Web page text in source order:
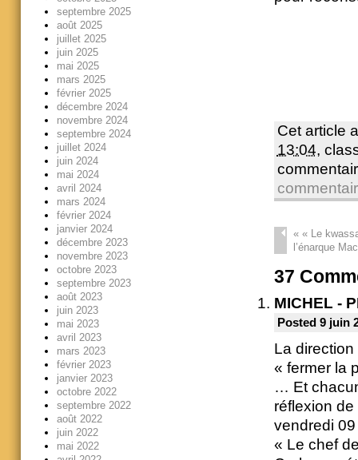
Cet article
13:04,
«« Le
l’énarque
37
MICHEL -
Posted 9 juin
La
« fermer la
… Et
réflexion
vendredi
« Le chef
septembre 2025
août 2025
juillet 2025
juin 2025
mai 2025
mars 2025
février 2025
décembre 2024
novembre 2024
septembre 2024
juillet 2024
juin 2024
mai 2024
avril 2024
mars 2024
février 2024
janvier 2024
décembre 2023
novembre 2023
octobre 2023
septembre 2023
août 2023
juin 2023
mai 2023
avril 2023
mars 2023
février 2023
janvier 2023
octobre 2022
septembre 2022
août 2022
juin 2022
mai 2022